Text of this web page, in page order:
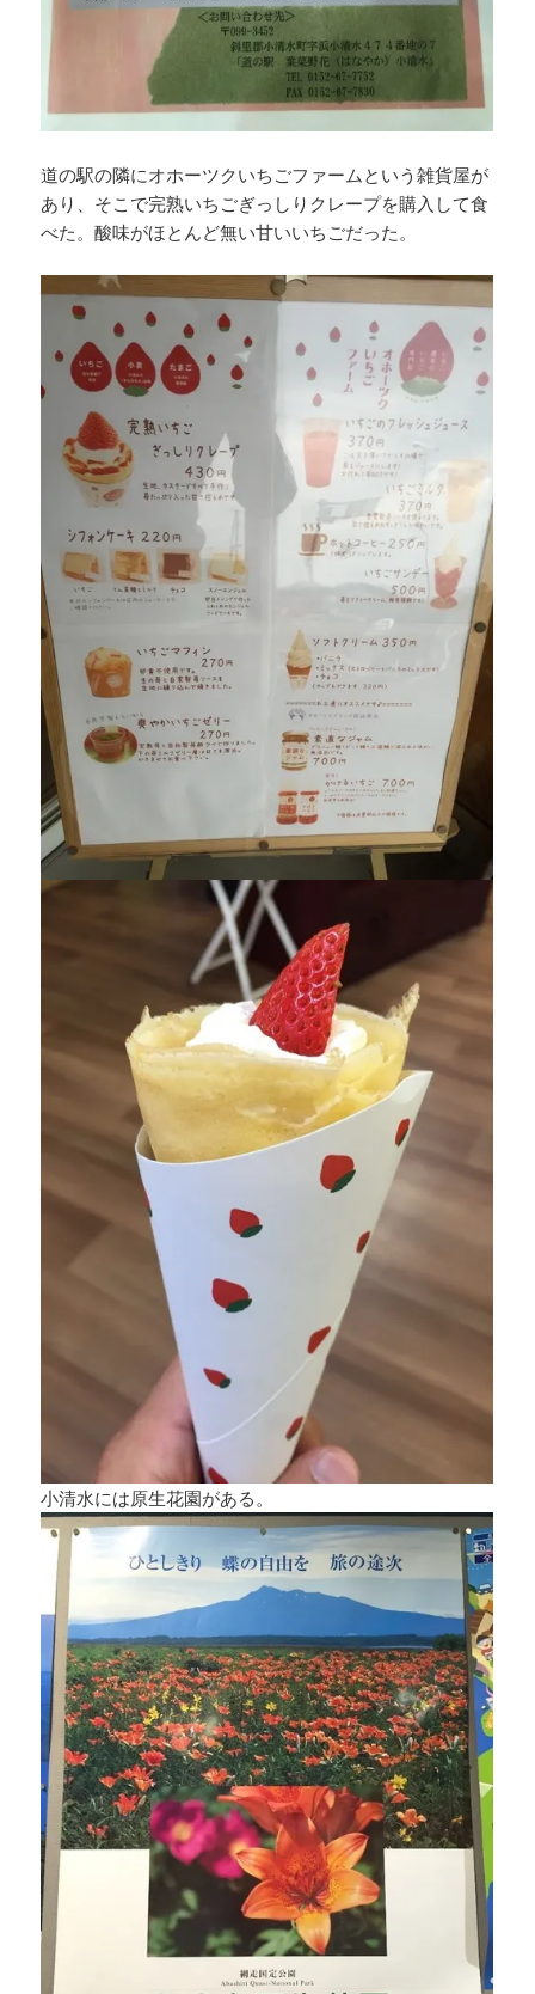
道の駅の隣にオホーツクいちごファームという雑貨屋が
あり、そこで完熟いちごぎっしりクレープを購入して食
べた。酸味がほとんど無い甘いいちごだった。
小清水には原生花園がある。